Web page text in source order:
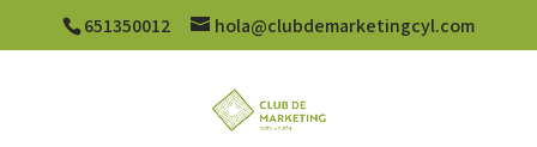
651350012 hola@clubdemarketingcyl.com